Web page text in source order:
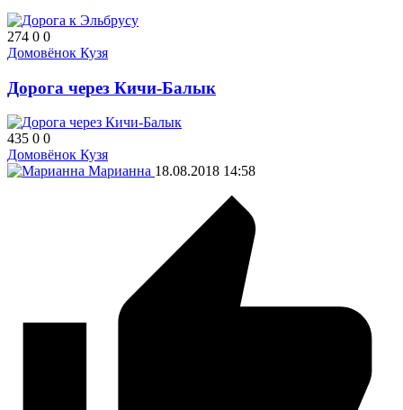
274 0 0
Домовёнок Кузя
Дорога через Кичи-Балык
435 0 0
Домовёнок Кузя
Марианна 18.08.2018 14:58